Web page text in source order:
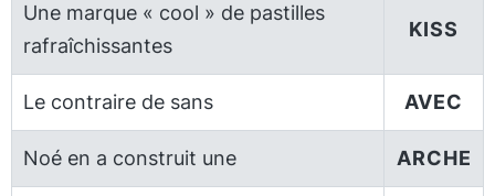
Une marque « cool » de pastilles
rafraîchissantes
KISS
Le contraire de sans AVEC
Noé en a construit une ARCHE